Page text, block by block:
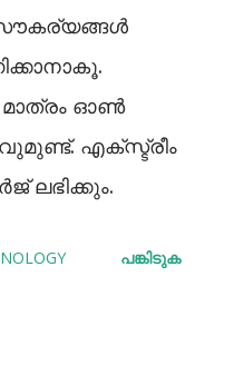
ഓൺ
എക്സ്ട്രീം
ലഭിക്കും.
പങ്കിടുക